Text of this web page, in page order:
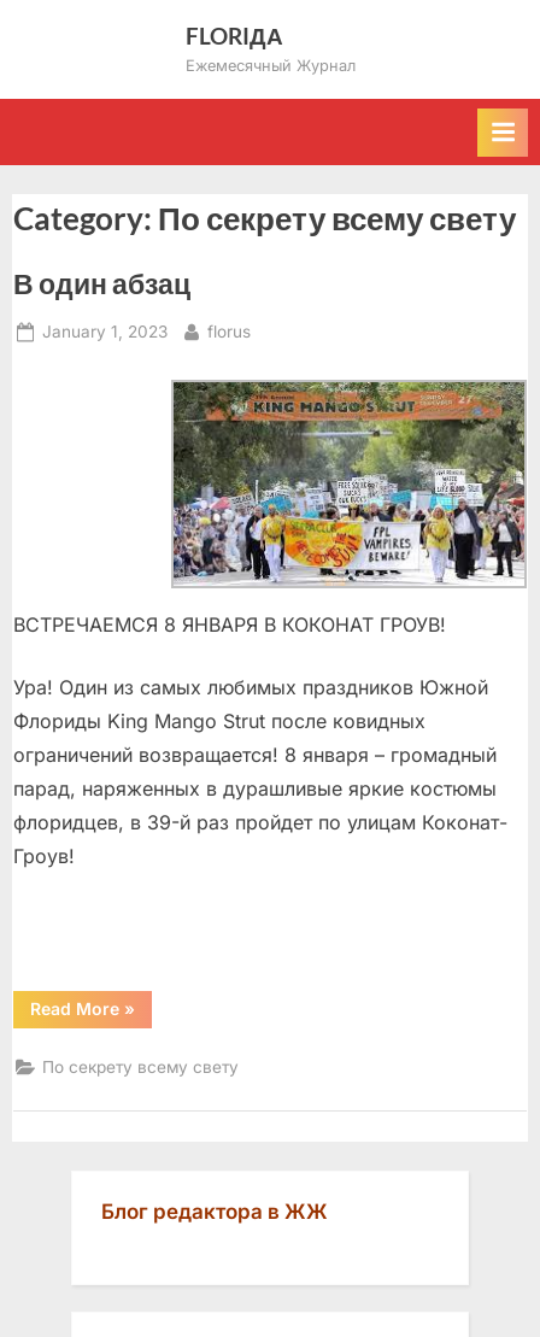
FLORIДА
Ежемесячный Журнал
Category: По секрету всему свету
В один абзац
Posted
January 1, 2023 By
florus
ВСТРЕЧАЕМСЯ 8 ЯНВАРЯ В КОКОНАТ ГРОУВ!
Ура! Один из самых любимых праздников Южной
Флориды King Mango Strut после ковидных
ограничений возвращается! 8 января – громадный
парад, наряженных в дурашливые яркие костюмы
флоридцев, в 39-й раз пройдет по улицам Коконат-
Гроув!
Read More“В
один
»
По секрету всему свету
Блог редактора в ЖЖ